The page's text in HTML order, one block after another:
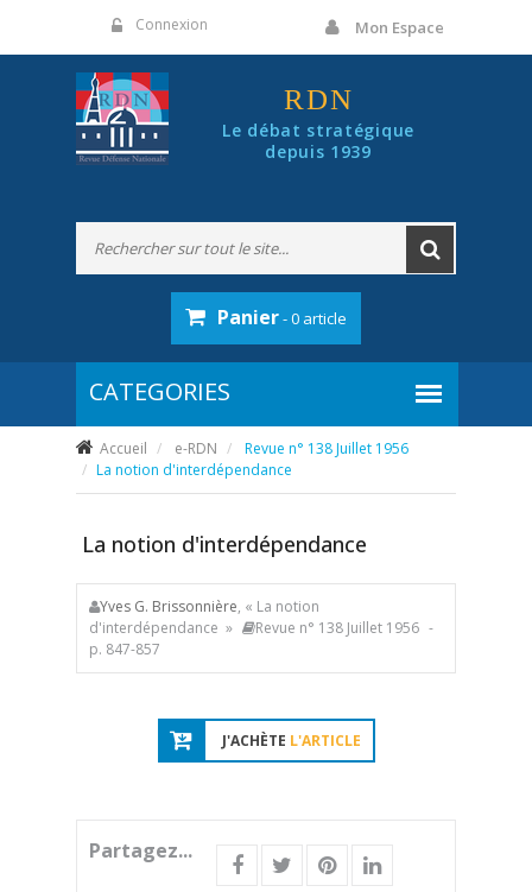
Connexion Mon Espace
RDN
Le débat stratégique
depuis 1939
Panier- 0 article
Accueil e-RDN
Revue n° 138 Juillet 1956
La notion d'interdépendance
La notion d'interdépendance
Yves G. Brissonnière, « La notion
d'interdépendance »
Revue n° 138 Juillet 1956 -
p. 847-857
J'ACHÈTE L'ARTICLE
Partagez...